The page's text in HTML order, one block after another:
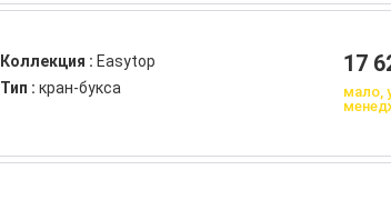
Коллекция : Easytop
Тип : кран-букса
17
мало,